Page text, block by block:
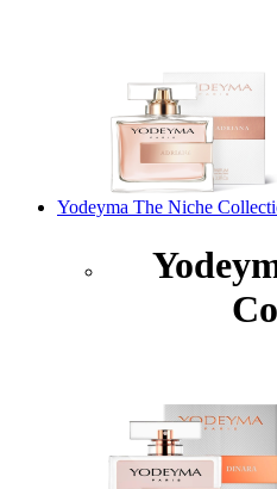
Yodeyma The Niche